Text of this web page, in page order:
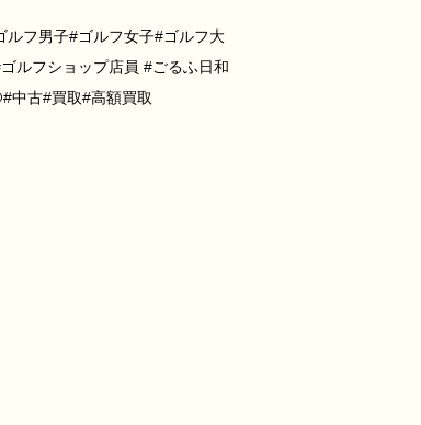
フ男子#ゴルフ女子#ゴルフ大
ルフショップ店員 #ごるふ日和
中古#買取#高額買取